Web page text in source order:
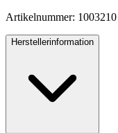
Artikelnummer: 1003210
Herstellerinformation